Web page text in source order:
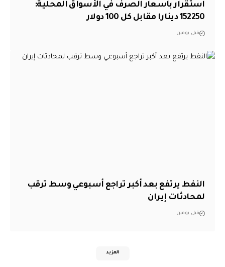
استقرار بأسعار الصرف في الأسواق المحلية:
152250 دينارا مقابل كل 100 دولار
قبل يومين
النفط يرتفع بعد أكبر تراجع أسبوعي وسط ترقب
لمحادثات إيران
قبل يومين
المزيد